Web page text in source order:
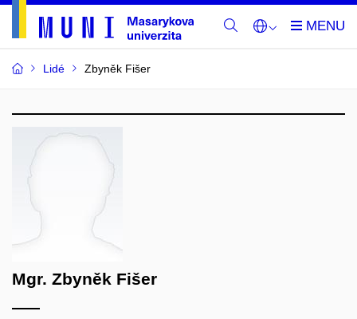
Lidé Zbyněk Fišer
Mgr. Zbyněk Fišer